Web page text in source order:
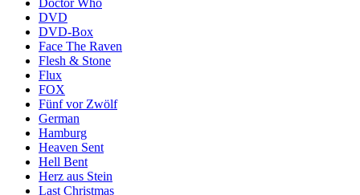
DVD
DVD-Box
Face The Raven
Flesh & Stone
Flux
FOX
Fünf vor Zwölf
German
Hamburg
Heaven Sent
Hell Bent
Herz aus Stein
Last Christmas